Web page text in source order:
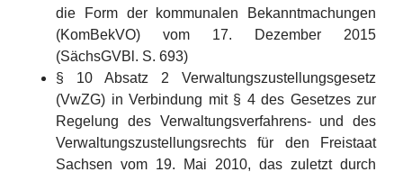
die Form der kommunalen Bekanntmachungen
(KomBekVO) vom 17. Dezember 2015
(SächsGVBl. S. 693)
§ 10 Absatz 2 Verwaltungszustellungsgesetz
(VwZG) in Verbindung mit § 4 des Gesetzes zur
Regelung des Verwaltungsverfahrens- und des
Verwaltungszustellungsrechts für den Freistaat
Sachsen vom 19. Mai 2010, das zuletzt durch